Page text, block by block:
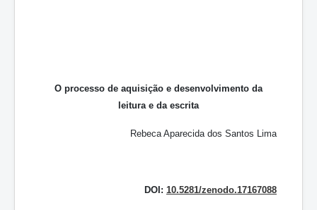
O processo de aquisição e desenvolvimento da
leitura e da escrita
Rebeca Aparecida dos Santos Lima
DOI: 10.5281/zenodo.17167088